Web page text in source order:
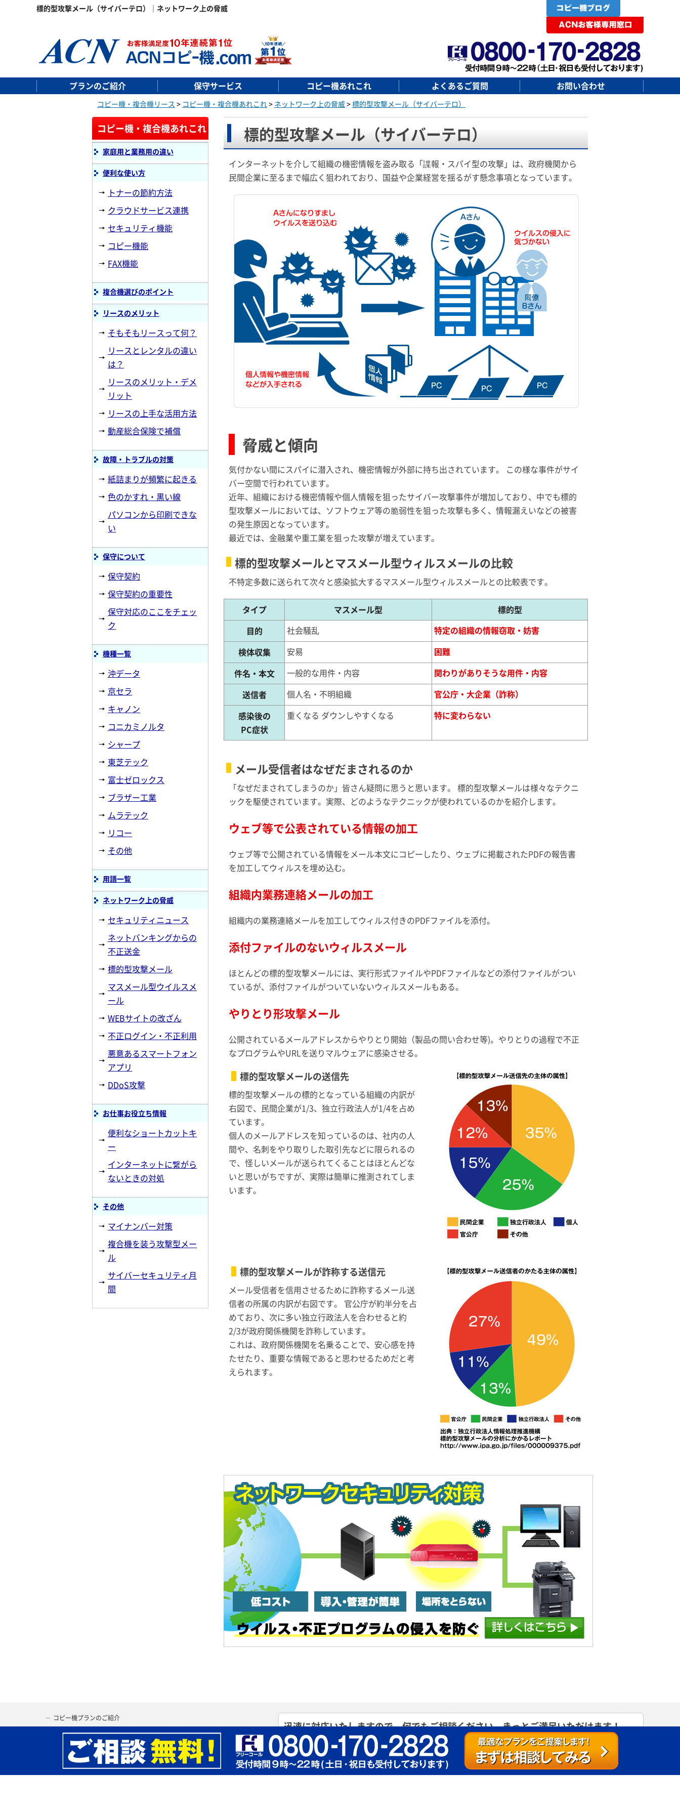
標的型攻撃メール（サイバーテロ）｜ネットワーク上の脅威
プランのご紹介 保守サービス コピー機あれこれ よくあるご質問 お問い合わせ
コピー機・複合機リース > コピー機・複合機あれこれ> ネットワーク上の脅威>標的型攻撃メール（サイバーテロ）
標的型攻撃メール（サイバーテロ）
インターネットを介して組織の機密情報を盗み取る「諜報・スパイ型の攻撃」は、政府機関から
民間企業に至るまで幅広く狙われており、国益や企業経営を揺るがす懸念事項となっています。
脅威と傾向
気付かない間にスパイに潜入され、機密情報が外部に持ち出されています。 この様な事件がサイ
バー空間で行われています。
近年、組織における機密情報や個人情報を狙ったサイバー攻撃事件が増加しており、中でも標的
型攻撃メールにおいては、ソフトウェア等の脆弱性を狙った攻撃も多く、情報漏えいなどの被害
の発生原因となっています。
最近では、金融業や重工業を狙った攻撃が増えています。
標的型攻撃メールとマスメール型ウィルスメールの比較
不特定多数に送られて次々と感染拡大するマスメール型ウィルスメールとの比較表です。
タイプ マスメール型
標的型
目的
社会騒乱
特定の組織の情報窃取・妨害
検体収集
安易
困難
件名・本文
一般的な用件・内容
関わりがありそうな用件・内容
送信者
個人名・不明組織
官公庁・大企業（詐称）
感染後の
PC症状
重くなる ダウンしやすくなる 特に変わらない
メール受信者はなぜだまされるのか
「なぜだまされてしまうのか」皆さん疑問に思うと思います。 標的型攻撃メールは様々なテクニ
ックを駆使されています。実際、どのようなテクニックが使われているのかを紹介します。
ウェブ等で公表されている情報の加工
ウェブ等で公開されている情報をメール本文にコピーしたり、ウェブに掲載されたPDFの報告書
を加工してウィルスを埋め込む。
組織内業務連絡メールの加工
組織内の業務連絡メールを加工してウィルス付きのPDFファイルを添付。
添付ファイルのないウィルスメール
ほとんどの標的型攻撃メールには、実行形式ファイルやPDFファイルなどの添付ファイルがつい
ているが、添付ファイルがついていないウィルスメールもある。
やりとり形攻撃メール
公開されているメールアドレスからやりとり開始（製品の問い合わせ等)。やりとりの過程で不正
なプログラムやURLを送りマルウェアに感染させる。
標的型攻撃メールの送信先
標的型攻撃メールの標的となっている組織の内訳が
右図で、民間企業が1/3、独立行政法人が1/4を占め
ています。
個人のメールアドレスを知っているのは、社内の人
間や、名刺をやり取りした取引先などに限られるの
で、怪しいメールが送られてくることはほとんどな
いと思いがちですが、実際は簡単に推測されてしま
います。
標的型攻撃メールが詐称する送信元
メール受信者を信用させるために詐称するメール送
信者の所属の内訳が右図です。 官公庁が約半分を占
めており、次に多い独立行政法人を合わせると約
2/3が政府関係機関を詐称しています。
これは、政府関係機関を名乗ることで、安心感を持
たせたり、重要な情報であると思わせるためだと考
えられます。
コピー機・複合機あれこれ
家庭用と業務用の違い
便利な使い方
トナーの節約方法
クラウドサービス連携
セキュリティ機能
コピー機能
FAX機能
複合機選びのポイント
リースのメリット
そもそもリースって何？
リースとレンタルの違い
は？
リースのメリット・デメ
リット
リースの上手な活用方法
動産総合保険で補償
故障・トラブルの対策
紙詰まりが頻繁に起きる
色のかすれ・黒い線
パソコンから印刷できな
い
保守について
保守契約
保守契約の重要性
保守対応のここをチェッ
ク
機種一覧
沖データ
京セラ
キャノン
コニカミノルタ
シャープ
東芝テック
富士ゼロックス
ブラザー工業
ムラテック
リコー
その他
用語一覧
ネットワーク上の脅威
セキュリティニュース
ネットバンキングからの
不正送金
標的型攻撃メール
マスメール型ウイルスメ
ール
WEBサイトの改ざん
不正ログイン・不正利用
悪意あるスマートフォン
アプリ
DDoS攻撃
お仕事お役立ち情報
便利なショートカットキ
ー
インターネットに繋がら
ないときの対処
その他
マイナンバー対策
複合機を装う攻撃型メー
ル
サイバーセキュリティ月
間
コピー機プランのご紹介
保守サービス
コピー機あれこれ
よくあるご質問
迅速に対応いたしますので、何でもご相談ください。きっとご満足いただけます！
【ACNグループ対応エリア】エリアの詳細はこちら
北海道・関東・東海・関西・中国・九州
※上記以外のエリアでもお気軽にお問い合わせください。